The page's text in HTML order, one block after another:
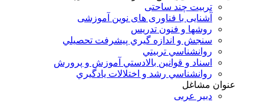
تربیت چند ساحتی
آشنایی با فناوری های نوین آموزشی
روشها و فنون تدريس
سنجش و اندازه گيري پيشرفت تحصيلي
روانشناسي تربيتي
اسناد و قوانين بالادستي آموزش و پرورش
روانشناسي رشد و اختلالات يادگيري
عنوان مشاغل
دبير عربی